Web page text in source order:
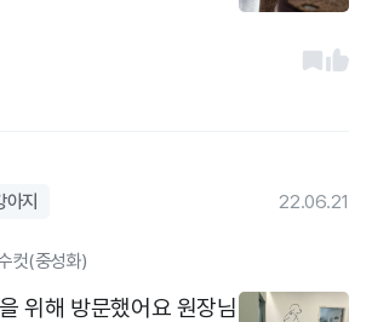
아지 22.06.21
컷(중성화)
위해 방문했어요 원장님